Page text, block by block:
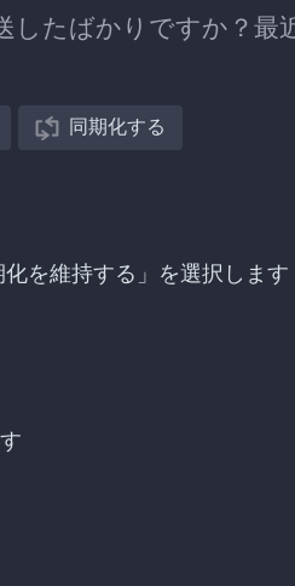
たばかりですか？最
同期化する
を維持する」を選択します